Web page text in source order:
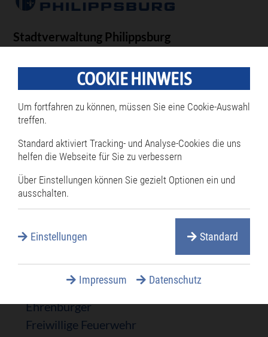
überspringen
Anruf-Sammel-Taxi
Ehrenbürger
Freiwillige Feuerwehr
Stadtverwaltung Philippsburg
Sicherheit und Ordnung
Ansprechpartner für Reservierungen
Frau Nurcin Kaya
Tel:07256 87 - 121
Fax:07256 87 - 66121
E-Mail: nurcin.kaya@philippsburg.de
COOKIE HINWEIS
Um fortfahren zu können, müssen Sie eine Cookie-Auswahl
treffen.
Standard aktiviert Tracking- und Analyse-Cookies die uns
helfen die Webseite für Sie zu verbessern
Über Einstellungen können Sie gezielt Optionen ein und
ausschalten.
Einstellungen Standard
Impressum Datenschutz